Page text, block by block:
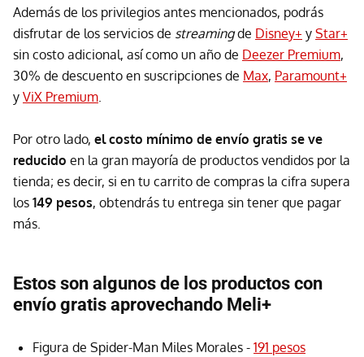
Además de los privilegios antes mencionados, podrás
disfrutar de los servicios de streamingde Disney+ y Star+
sin costo adicional, así como un año de Deezer Premium,
30% de descuento en suscripciones de Max, Paramount+
y ViX Premium.
Por otro lado, el costo mínimo de envío gratis se ve
reducido en la gran mayoría de productos vendidos por la
tienda; es decir, si en tu carrito de compras la cifra supera
los 149 pesos, obtendrás tu entrega sin tener que pagar
más.
Estos son algunos de los productos con
envío gratis aprovechando Meli+
Figura de Spider-Man Miles Morales - 191 pesos